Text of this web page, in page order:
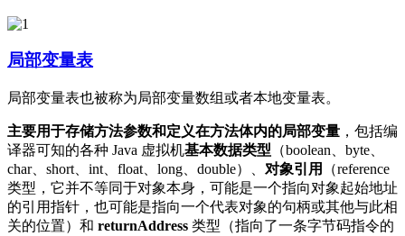
局部变量表
局部变量表也被称为局部变量数组或者本地变量表。
主要用于存储方法参数和定义在方法体内的局部变量 ，包括编
译器可知的各种 Java 虚拟机基本数据类型 （boolean、byte、
char、short、int、float、long、double）、 对象引用
（reference
类型，它并不等同于对象本身，可能是一个指向对象起始地址
的引用指针，也可能是指向一个代表对象的句柄或其他与此相
关的位置）和 returnAddress 类型（指向了一条字节码指令的